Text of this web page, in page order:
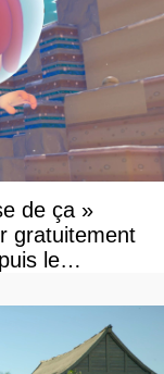
de ça »
gratuitement
le